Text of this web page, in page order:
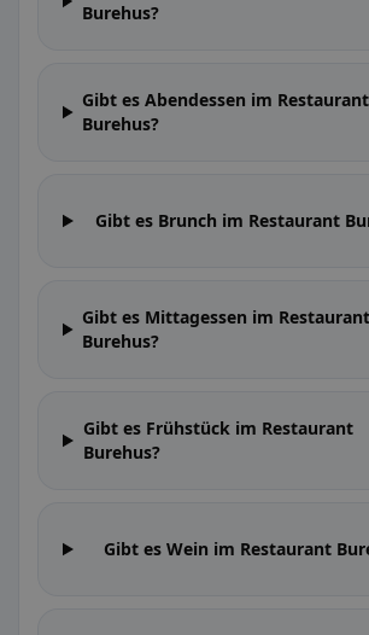
Burehus?
Gibt es Abendessen im Restaurant
Burehus?
Gibt es Brunch im Restaurant
Gibt es Mittagessen im Restaurant
Burehus?
Gibt es Frühstück im Restaurant
Burehus?
Gibt es Wein im Restaurant